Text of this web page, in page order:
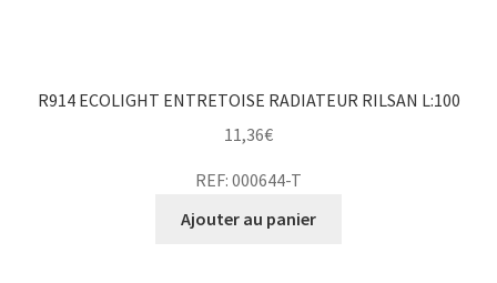
R914 ECOLIGHT ENTRETOISE RADIATEUR RILSAN L:100
11,36€
REF: 000644-T
Ajouter au panier